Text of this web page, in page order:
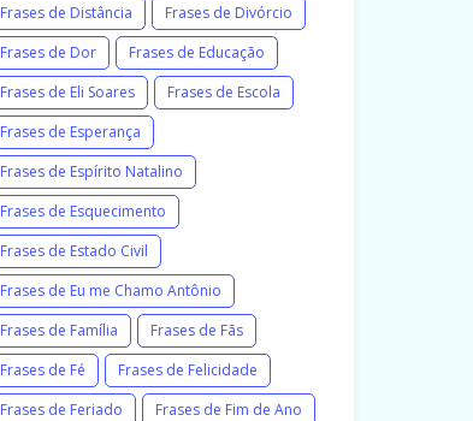
Frases de Distância
Frases de Divórcio
Frases de Dor
Frases de Educação
Frases de Eli Soares
Frases de Escola
Frases de Esperança
Frases de Espírito Natalino
Frases de Esquecimento
Frases de Estado Civil
Frases de Eu me Chamo Antônio
Frases de Família
Frases de Fãs
Frases de Fé
Frases de Felicidade
Frases de Feriado
Frases de Fim de Ano